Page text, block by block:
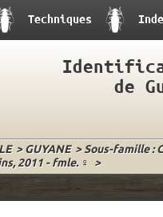
Techniques
de
>GUYANE>Sous-famille :
2011 - fmle. ♀ >